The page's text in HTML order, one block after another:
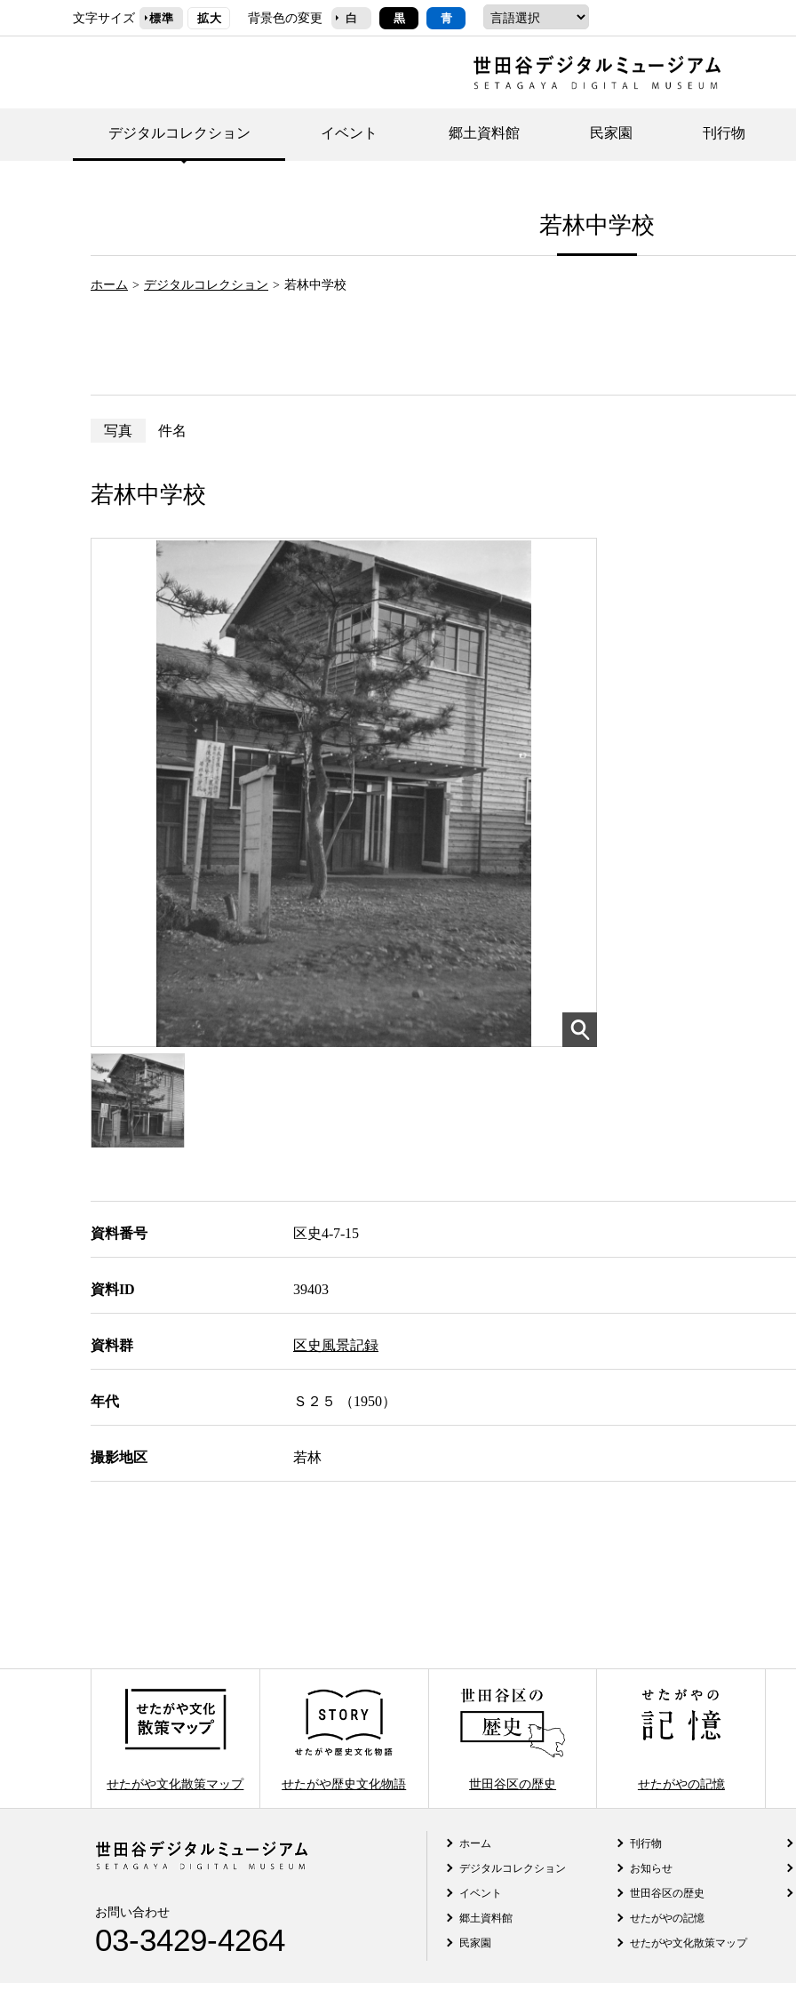
文字サイズ 標準 拡大 背景色の変更 白 黒 青
デジタルコレクション イベント 郷土資料館
イベント
常設展案内
民家園
イベント
団体利用について（社会科見学など）
刊行物
ジュニア講座
若林中学校
ホーム デジタルコレクション 若林中学校
写真 件名
若林中学校
資料番号 区史4-7-15
資料ID 39403
資料群 区史風景記録
年代 Ｓ２５ （1950）
撮影地区 若林
せたがや文化散策マップ せたがや歴史文化物語 世田谷区の歴史 せたがやの記憶
お問い合わせ
03-3429-4264
ホーム
デジタルコレクション
イベント
郷土資料館
民家園
刊行物
お知らせ
世田谷区の歴史
せたがやの記憶
せたがや文化散策マップ